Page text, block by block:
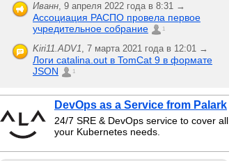
Иванн, 9 апреля 2022 года в 8:31 →
Ассоциация РАСПО провела первое
учредительное собрание
1
Kiri11.ADV1, 7 марта 2021 года в 12:01 →
Логи catalina.out в TomCat 9 в формате
JSON
1
DevOps as a Service from Palark
24/7 SRE & DevOps service to cover all
your Kubernetes needs.